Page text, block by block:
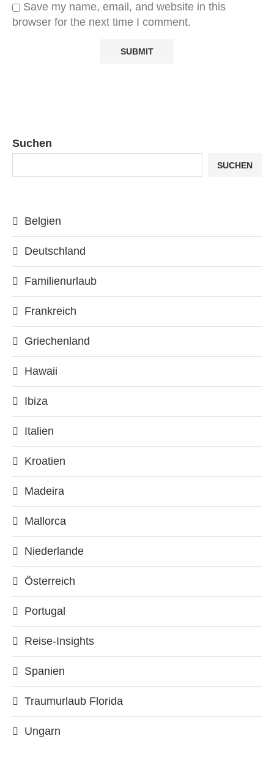
Save my name, email, and website in this
browser for the next time I comment.
Suchen
SUCHEN
Belgien
Deutschland
Familienurlaub
Frankreich
Griechenland
Hawaii
Ibiza
Italien
Kroatien
Madeira
Mallorca
Niederlande
Österreich
Portugal
Reise-Insights
Spanien
Traumurlaub Florida
Ungarn